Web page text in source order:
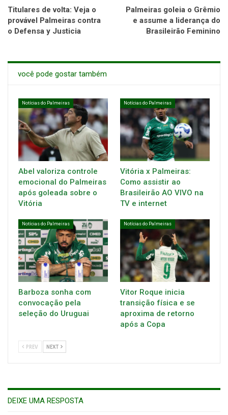
Titulares de volta: Veja o
provável Palmeiras contra
o Defensa y Justicia
Palmeiras goleia o Grêmio
e assume a liderança do
Brasileirão Feminino
você pode gostar também
Notícias do Palmeiras
Abel valoriza controle
emocional do Palmeiras
após goleada sobre o
Vitória
Notícias do Palmeiras
Vitória x Palmeiras:
Como assistir ao
Brasileirão AO VIVO na
TV e internet
Notícias do Palmeiras
Barboza sonha com
convocação pela
seleção do Uruguai
Notícias do Palmeiras
Vitor Roque inicia
transição física e se
aproxima de retorno
após a Copa
PREV NEXT
DEIXE UMA RESPOSTA